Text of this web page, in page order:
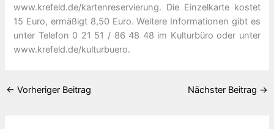
www.krefeld.de/kartenreservierung. Die Einzelkarte kostet
15 Euro, ermäßigt 8,50 Euro. Weitere Informationen gibt es
unter Telefon 0 21 51 / 86 48 48 im Kulturbüro oder unter
www.krefeld.de/kulturbuero.
← Vorheriger Beitrag Nächster Beitrag →